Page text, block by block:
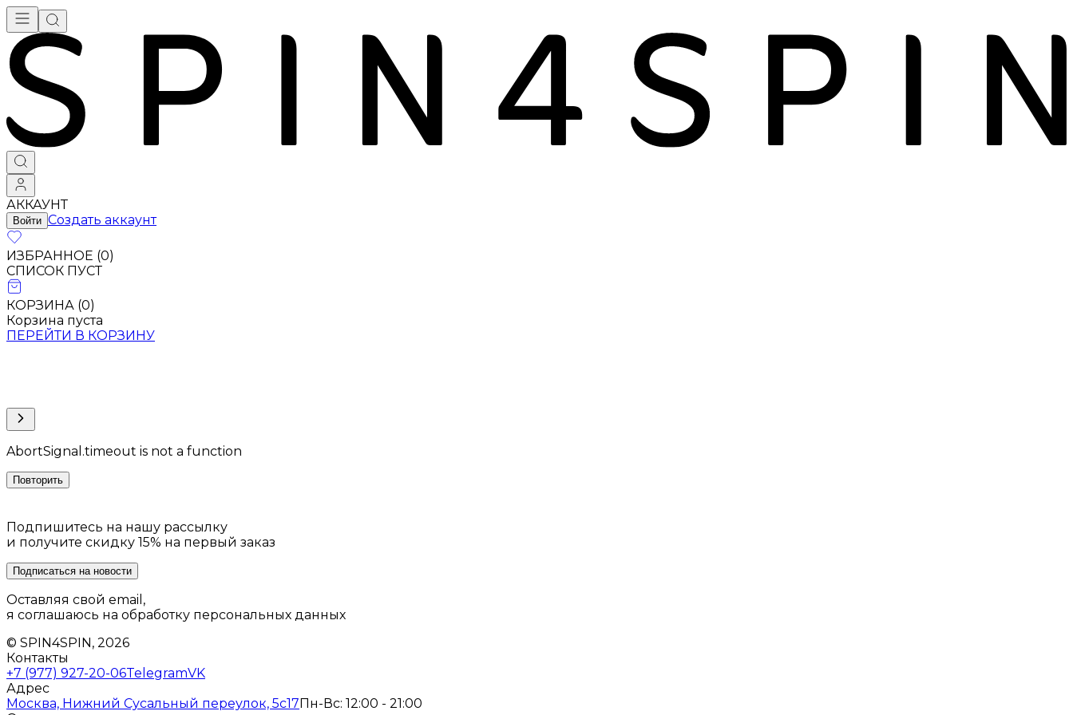
АККАУНТ
Войти Создать аккаунт
ИЗБРАННОЕ (0)
СПИСОК ПУСТ
КОРЗИНА (0)
Корзина пуста
ПЕРЕЙТИ В КОРЗИНУ
AbortSignal.timeout is not a function
Повторить
Подпишитесь на нашу рассылку
и получите скидку 15% на первый заказ
Подписаться на новости
Оставляя свой email,
я соглашаюсь на обработку персональных данных
© SPIN4SPIN, 2026
Контакты
+7 (977) 927-20-06TelegramVK
Адрес
Москва, Нижний Сусальный переулок, 5с17 Пн-Вс: 12:00 - 21:00